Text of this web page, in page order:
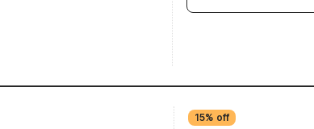
15% off